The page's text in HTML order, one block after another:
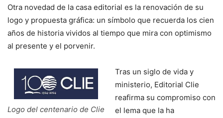
Otra novedad de la casa editorial es la renovación de su
logo y propuesta gráfica: un símbolo que recuerda los cien
años de historia vividos al tiempo que mira con optimismo
al presente y el porvenir.
Logo del centenario de Clie
Tras un siglo de vida y
ministerio, Editorial Clie
reafirma su compromiso con
el lema que la ha